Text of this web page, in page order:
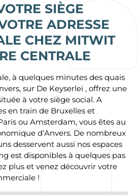
SIÈGE
ADRESSE
CHEZ MITWIT
CENTRALE
à quelques minutes des quais
sur De Keyserlei , offrez une
à votre siège social. A
en train de Bruxelles et
ou Amsterdam, vous êtes au
d’Anvers. De nombreux
desservent aussi nos espaces
est disponibles à quelques pas
plus et venez découvrir votre
!